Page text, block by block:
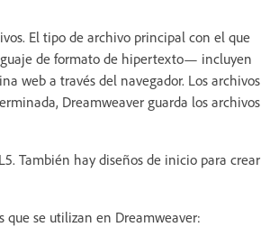
El tipo de archivo principal con el que
de formato de hipertexto— incluyen
web a través del navegador. Los archivos
Dreamweaver guarda los archivos
También hay diseños de inicio para crear
que se utilizan en Dreamweaver: